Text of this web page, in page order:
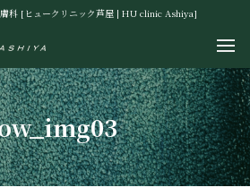
科 [ヒュークリニック芦屋 | HU clinic Ashiya]